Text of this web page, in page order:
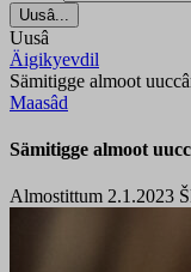
Uusâ...
Uusâ
Äigikyevdil
Sämitigge almoot
Maasâd
Sämitigge almoot
Almostittum 2.1.2023